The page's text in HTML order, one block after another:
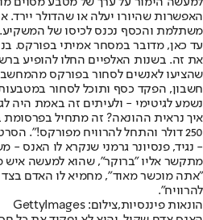
האפשרות שהיורו יעלה או שהדולר
משתלמת והכסף נכנס לכיסו של המשקיע.
עד כאן, מדובר במסחר אמיתי בפורקס.
את זה. בשנות האלפיים החלו להופיע
שהציעו לאנשים לסחור בפורקס
חשבון, הפקד כסף ותוכל לסחור
נשמע לגיטימי - ולעיתים זה באמת היה
איך נראית ההונאה? זה מתחיל
250 דולר והתחל להרוויח מפורקס!".
- נגיד, פנסיונר גרמני שנקרא לו האנס
מתקשר אליו "ברוקר", שהוא למעשה איש
"אתה מוכשר מאוד", מחמיא לו האדם בצד
להרוויח".
הונאות פיננסיות,צילום: GettyImages